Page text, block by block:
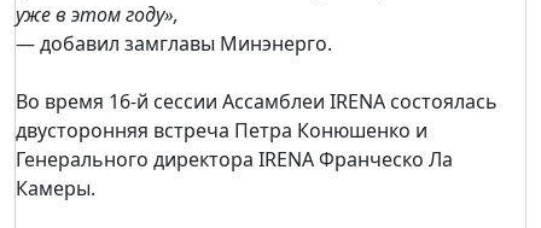
уже в этом году»,
— добавил замглавы Минэнерго.
Во время 16-й сессии Ассамблеи IRENA состоялась
двусторонняя встреча Петра Конюшенко и
Генерального директора IRENA Франческо Ла
Камеры.